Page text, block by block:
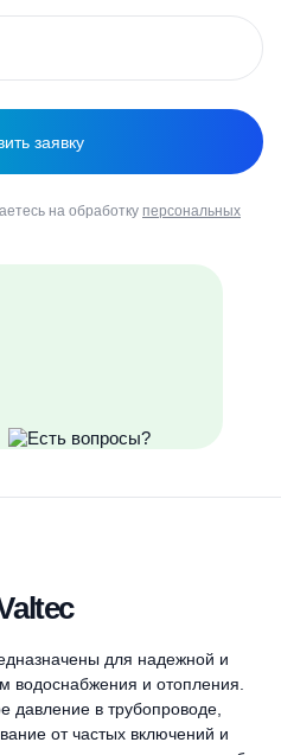
на обработку персональных
для надежной и
водоснабжения и отопления.
давление в трубопроводе,
от частых включений и